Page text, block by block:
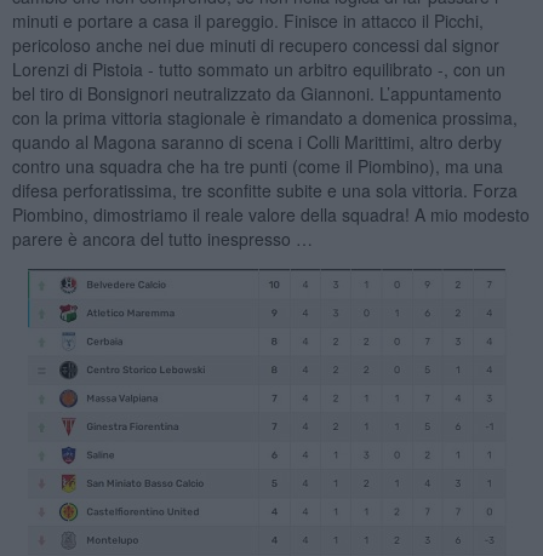
minuti e portare a casa il pareggio. Finisce in attacco il Picchi,
pericoloso anche nei due minuti di recupero concessi dal signor
Lorenzi di Pistoia - tutto sommato un arbitro equilibrato -, con un
bel tiro di Bonsignori neutralizzato da Giannoni. L’appuntamento
con la prima vittoria stagionale è rimandato a domenica prossima,
quando al Magona saranno di scena i Colli Marittimi, altro derby
contro una squadra che ha tre punti (come il Piombino), ma una
difesa perforatissima, tre sconfitte subite e una sola vittoria. Forza
Piombino, dimostriamo il reale valore della squadra! A mio modesto
parere è ancora del tutto inespresso …